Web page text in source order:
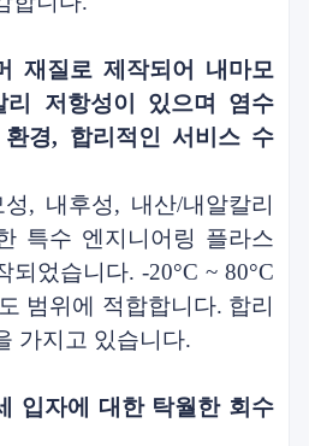
재질로 제작되어 내마모
리 저항성이 있으며
염수
경, 합리적인 서비스 수
성, 내후성, 내산/내알칼리
특수 엔지니어링 플라스
되었습니다. -20°C ~ 80°C
범위에 적합합니다. 합리
가지고 있습니다.
입자에 대한 탁월한 회수